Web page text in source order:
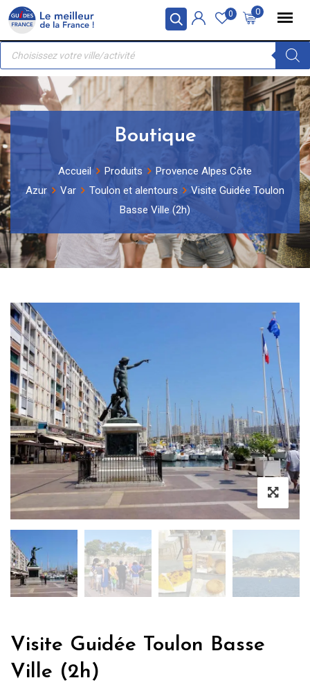
Panneau de gestion des cookies
Skip
content
0
0
Recherche
produits
Boutique
Accueil Produits
Provence Alpes Côte
Azur
Var Toulon et alentours
Visite Guidée Toulon
Basse Ville (2h)
Visite Guidée Toulon Basse
Ville (2h)